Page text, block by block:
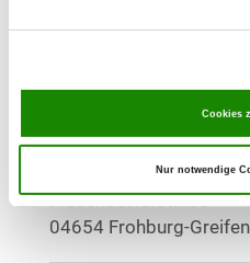
Cookies
Nur notwendige
OG - Claußnitz
OG - Greifenhain -
Hochzeitspalast-
Frauendorferstr. 65
04654 Frohburg-